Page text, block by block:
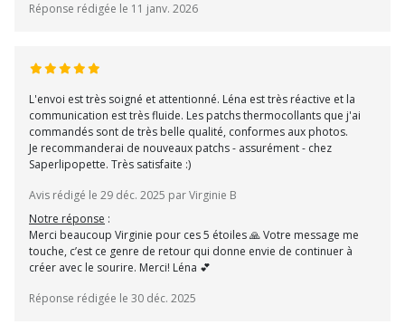
Réponse rédigée le 11 janv. 2026
L'envoi est très soigné et attentionné. Léna est très réactive et la
communication est très fluide. Les patchs thermocollants que j'ai
commandés sont de très belle qualité, conformes aux photos.
Je recommanderai de nouveaux patchs - assurément - chez
Saperlipopette. Très satisfaite :)
Avis rédigé le 29 déc. 2025 par Virginie B
Notre réponse :
Merci beaucoup Virginie pour ces 5 étoiles 🙏 Votre message me
touche, c’est ce genre de retour qui donne envie de continuer à
créer avec le sourire. Merci! Léna 💕
Réponse rédigée le 30 déc. 2025